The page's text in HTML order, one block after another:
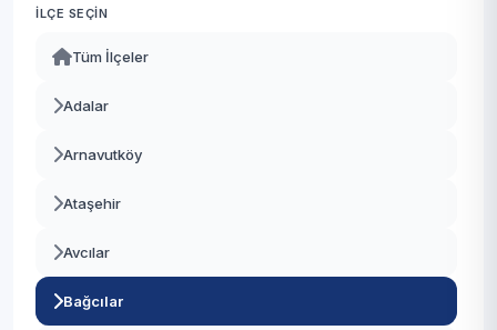
İLÇE SEÇIN
Tüm İlçeler
Adalar
Arnavutköy
Ataşehir
Avcılar
Bağcılar